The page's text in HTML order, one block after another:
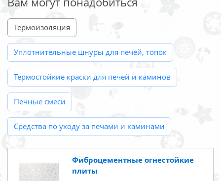
Термоизоляция
Уплотнительные шнуры для печей, топок
Термостойкие краски для печей и каминов
Печные смеси
Средства по уходу за печами и каминами
Фиброцементные огнестойкие
плиты